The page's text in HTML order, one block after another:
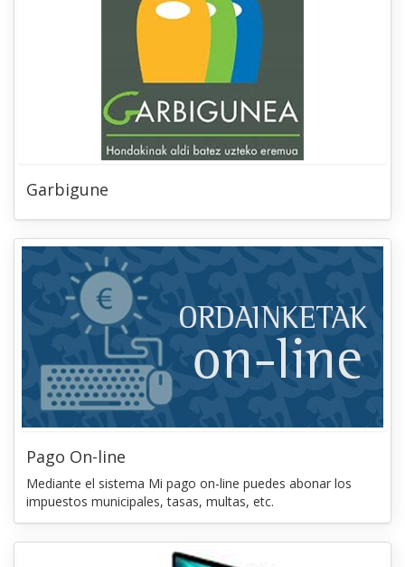
Garbigune
Pago On-line
Mediante el sistema Mi pago on-line puedes abonar los
impuestos municipales, tasas, multas, etc.